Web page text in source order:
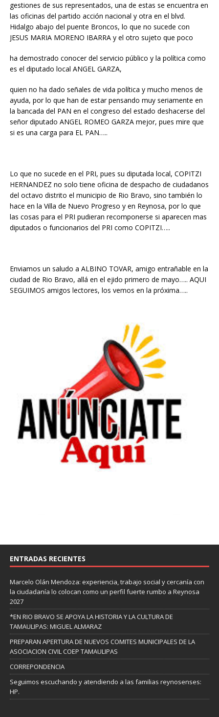
gestiones de sus representados, una de estas se encuentra en
las oficinas del partido acción nacional y otra en el blvd.
Hidalgo abajo del puente Broncos, lo que no sucede con
JESUS MARIA MORENO IBARRA y el otro sujeto que poco
ha demostrado conocer del servicio público y la política como
es el diputado local ANGEL GARZA,
quien no ha dado señales de vida política y mucho menos de
ayuda, por lo que han de estar pensando muy seriamente en
la bancada del PAN en el congreso del estado deshacerse del
señor diputado ANGEL ROMEO GARZA mejor, pues mire que
si es una carga para EL PAN…..
Lo que no sucede en el PRI, pues su diputada local, COPITZI
HERNANDEZ no solo tiene oficina de despacho de ciudadanos
del octavo distrito el municipio de Rio Bravo, sino también lo
hace en la Villa de Nuevo Progreso y en Reynosa, por lo que
las cosas para el PRI pudieran recomponerse si aparecen mas
diputados o funcionarios del PRI como COPITZI…..
Enviamos un saludo a ALBINO TOVAR, amigo entrañable en la
ciudad de Rio Bravo, allá en el ejido primero de mayo….. AQUI
SEGUIMOS amigos lectores, los vemos en la próxima…..
ENTRADAS RECIENTES
Marcelo Olán Mendoza: experiencia, trabajo social y cercanía con
la ciudadanía lo colocan como un perfil fuerte rumbo a Reynosa
2027
*EN RIO BRAVO SE APOYA LA HISTORIA Y LA CULTURA DE
TAMAULIPAS: MIGUEL ALMARAZ
PREPARAN APERTURA DE NUEVOS COMITES MUNICIPALES DE LA
ASOCIACION CIVIL COEP TAMAULIPAS
CORREPONDENCIA
Seguimos escuchando y atendiendo a las familias reynosenses:
HP.